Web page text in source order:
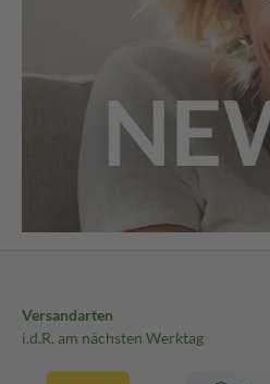
Versandarten
i.d.R. am nächsten Werktag